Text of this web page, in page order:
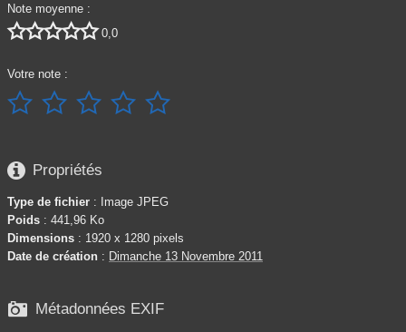
Note moyenne :
 0,0
Votre note :
    
 Propriétés
Type de fichier : Image JPEG
Poids : 441,96 Ko
Dimensions : 1920 x 1280 pixels
Date de création : Dimanche 13 Novembre 2011
 Métadonnées EXIF